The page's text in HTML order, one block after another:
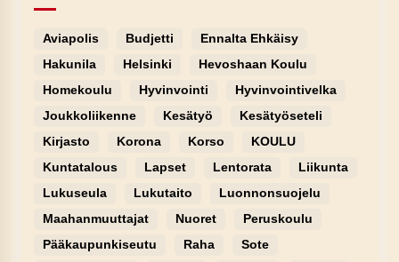
Aviapolis Budjetti
Ennalta Ehkäisy
Hakunila
Helsinki
Hevoshaan Koulu
Homekoulu
Hyvinvointi
Hyvinvointivelka
Joukkoliikenne
Kesätyö
Kesätyöseteli
Kirjasto
Korona Korso
KOULU
Kuntatalous
Lapset Lentorata
Liikunta
Lukuseula
Lukutaito
Luonnonsuojelu
Maahanmuuttajat
Nuoret
Peruskoulu
Pääkaupunkiseutu
Raha
Sote